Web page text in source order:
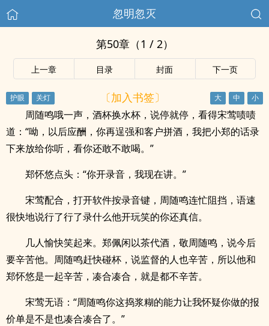
忽明忽灭
第50章（1 / 2）
上一章 目录 封面 下一页
〔加入书签〕
周随鸣哦一声，酒杯换水杯，说停就停，看得宋莺啧啧
道：“呦，以后应酬，你再逞强和客户拼酒，我把小郑的话录
下来放给你听，看你还敢不敢喝。”
郑怀悠点头：“你开录音，我现在讲。”
宋莺配合，打开软件按录音键，周随鸣连忙阻挡，语速
很快地说行了行了录什么他开玩笑的你还真信。
几人愉快笑起来。郑佩闲以茶代酒，敬周随鸣，说今后
要辛苦他。周随鸣赶快碰杯，说监督的人也辛苦，所以他和
郑怀悠是一起辛苦，凑合凑合，就是都不辛苦。
宋莺无语：“周随鸣你这捣浆糊的能力让我怀疑你做的报
价单是不是也凑合凑合了。”